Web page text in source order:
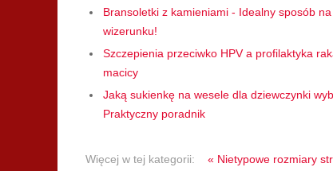
Bransoletki z kamieniami - Idealny sposób
wizerunku!
Szczepienia przeciwko HPV a profilaktyka
macicy
Jaką sukienkę na wesele dla dziewczynki
Praktyczny poradnik
Więcej w tej kategorii: « Nietypowe rozmiary